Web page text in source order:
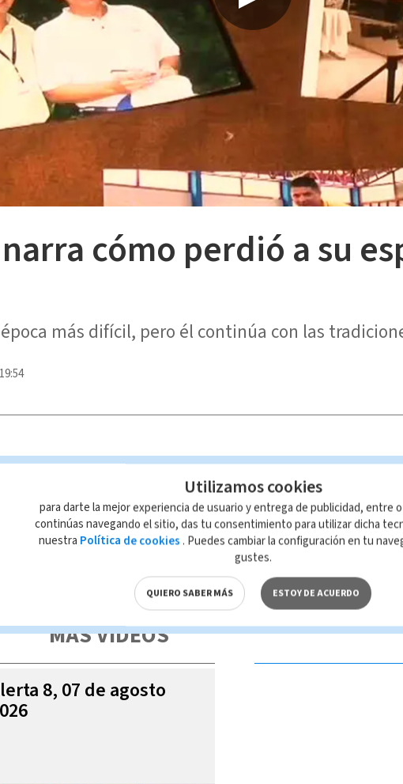
cómo perdió a su
más difícil, pero él continúa con las
contenido de esta página, mismo que es propiedad de TELEDIARIO; su
conformidad con las leyes aplicables.
MÁS VIDEOS
8, 07 de agosto
Utilizamos cookies
para darte la mejor experiencia de usuario y entrega de publicidad, entre
continúas navegando el sitio, das tu consentimiento para utilizar dicha
nuestra Política de cookies . Puedes cambiar la configuración en tu
gustes.
QUIERO SABER MÁS ESTOY DE ACUERDO